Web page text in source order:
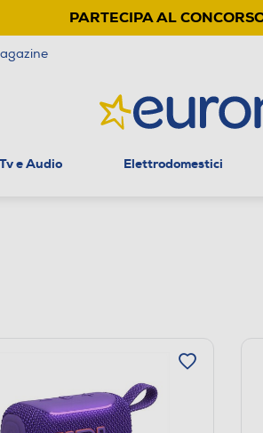
PARTECIPA AL
Tv e Audio Elettrodomestici